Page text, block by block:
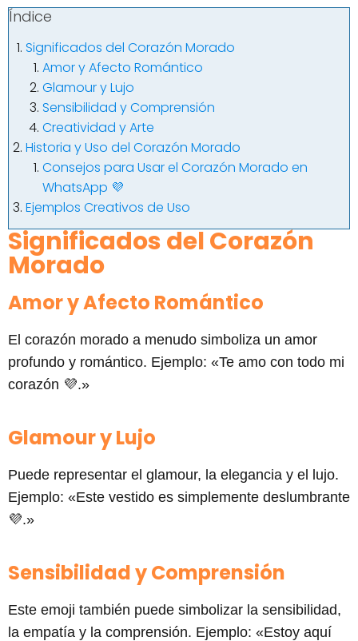
Índice
Significados del Corazón Morado
Amor y Afecto Romántico
Glamour y Lujo
Sensibilidad y Comprensión
Creatividad y Arte
Historia y Uso del Corazón Morado
Consejos para Usar el Corazón Morado en
WhatsApp 💜
Ejemplos Creativos de Uso
Significados del Corazón
Morado
Amor y Afecto Romántico
El corazón morado a menudo simboliza un amor
profundo y romántico. Ejemplo: «Te amo con todo mi
corazón 💜.»
Glamour y Lujo
Puede representar el glamour, la elegancia y el lujo.
Ejemplo: «Este vestido es simplemente deslumbrante
💜.»
Sensibilidad y Comprensión
Este emoji también puede simbolizar la sensibilidad,
la empatía y la comprensión. Ejemplo: «Estoy aquí